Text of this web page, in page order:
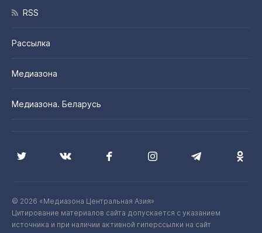
RSS
Рассылка
Медиазона
Медиазона. Беларусь
© 2026 «Медиазона Центральная Азия»
Цитирование материалов сайта допускается с указанием
источника и при наличии активной гиперссылки на сайт